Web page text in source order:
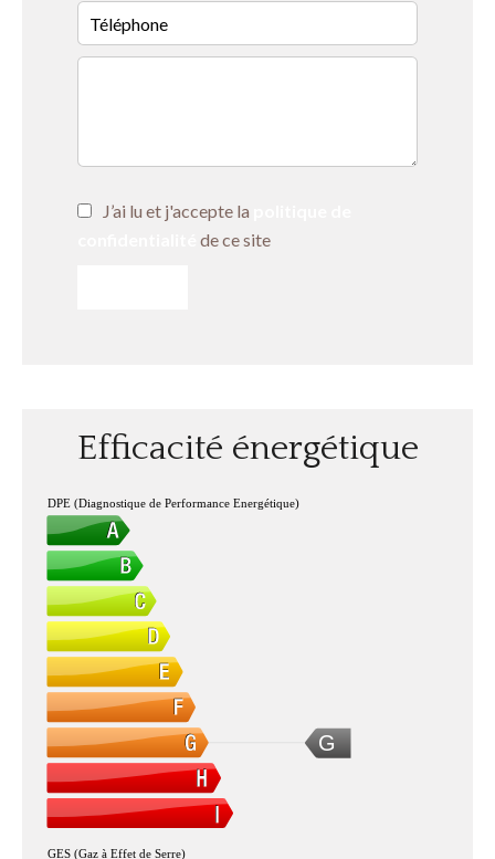
J’ai lu et j'accepte la
de ce site
Efficacité énergétique
G
DPE (Diagnostique de Performance Energétique)
GES (Gaz à Effet de Serre)